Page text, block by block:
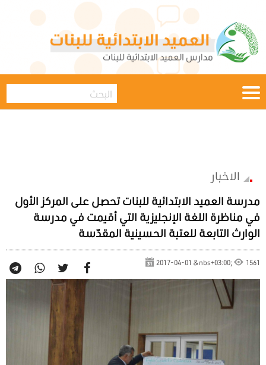
الاخبار
مدرسة العميد الابتدائية للبنات تحصل على المركز الأول
في مناظرة اللغة الإنجليزية التي أقيمت في مدرسة
الوارث التابعة للعتبة الحسينية المقدّسة
2017-04-01 &nbs+03:00; 1561